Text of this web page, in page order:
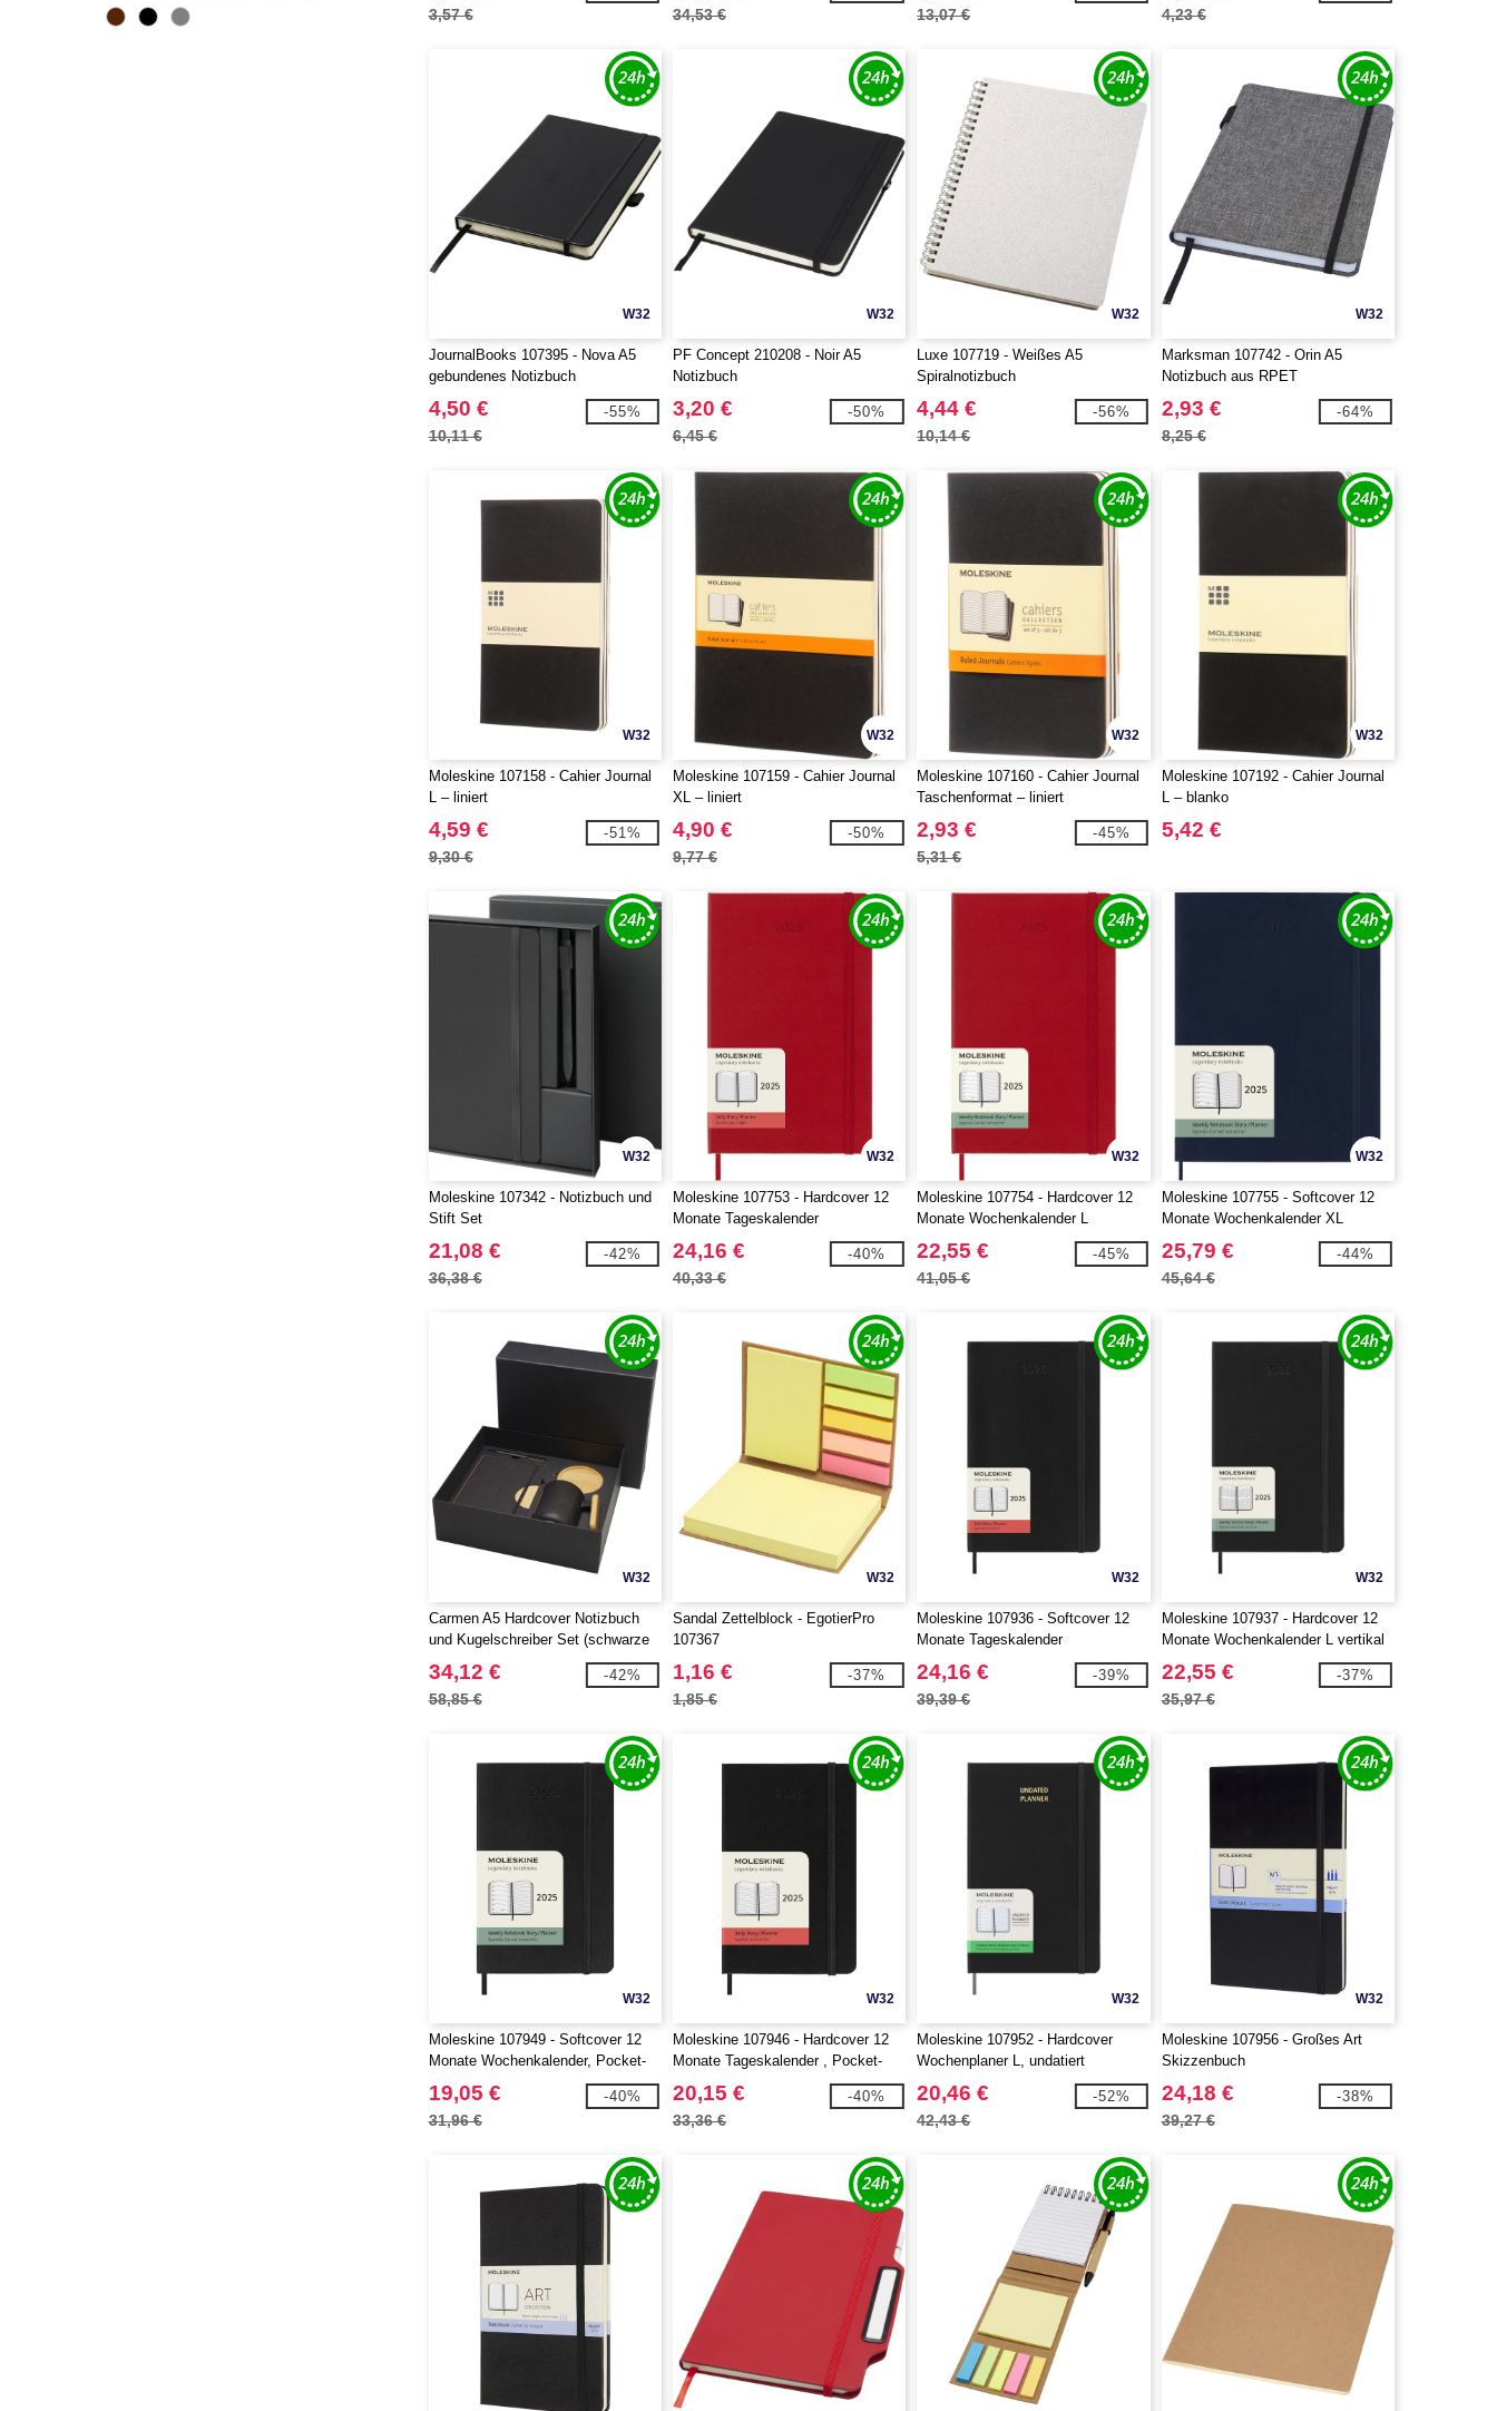
3,57 € 34,53 € 13,07 € 4,23 €
W32
JournalBooks 107395 - Nova A5
gebundenes Notizbuch
4,50 €
10,11 €
-55%
W32
PF Concept 210208 - Noir A5
Notizbuch
3,20 €
6,45 €
-50%
W32
Luxe 107719 - Weißes A5
Spiralnotizbuch
4,44 €
10,14 €
-56%
W32
Marksman 107742 - Orin A5
Notizbuch aus RPET
2,93 €
8,25 €
-64%
W32
Moleskine 107158 - Cahier Journal
L – liniert
4,59 €
9,30 €
-51%
W32
Moleskine 107159 - Cahier Journal
XL – liniert
4,90 €
9,77 €
-50%
W32
Moleskine 107160 - Cahier Journal
Taschenformat – liniert
2,93 €
5,31 €
-45%
W32
Moleskine 107192 - Cahier Journal
L – blanko
5,42 €
W32
Moleskine 107342 - Notizbuch und
Stift Set
21,08 €
36,38 €
-42%
W32
Moleskine 107753 - Hardcover 12
Monate Tageskalender
24,16 €
40,33 €
-40%
W32
Moleskine 107754 - Hardcover 12
Monate Wochenkalender L
22,55 €
41,05 €
-45%
W32
Moleskine 107755 - Softcover 12
Monate Wochenkalender XL
25,79 €
45,64 €
-44%
W32
Carmen A5 Hardcover Notizbuch
und Kugelschreiber Set (schwarze
Mine) - EgotierPro 107912
34,12 €
58,85 €
-42%
W32
Sandal Zettelblock - EgotierPro
107367
1,16 €
1,85 €
-37%
W32
Moleskine 107936 - Softcover 12
Monate Tageskalender
24,16 €
39,39 €
-39%
W32
Moleskine 107937 - Hardcover 12
Monate Wochenkalender L vertikal
22,55 €
35,97 €
-37%
W32
Moleskine 107949 - Softcover 12
Monate Wochenkalender, Pocket-
Format
19,05 €
31,96 €
-40%
W32
Moleskine 107946 - Hardcover 12
Monate Tageskalender , Pocket-
Format
20,15 €
33,36 €
-40%
W32
Moleskine 107952 - Hardcover
Wochenplaner L, undatiert
20,46 €
42,43 €
-52%
W32
Moleskine 107956 - Großes Art
Skizzenbuch
24,18 €
39,27 €
-38%